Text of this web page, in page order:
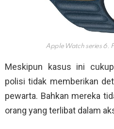
Apple Watch series 6.
Meskipun kasus ini
polisi tidak memberikan
pewarta. Bahkan mereka
orang yang terlibat dalam